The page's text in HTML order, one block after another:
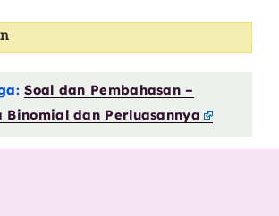
Soal dan Pembahasan –
Binomial dan Perluasannya